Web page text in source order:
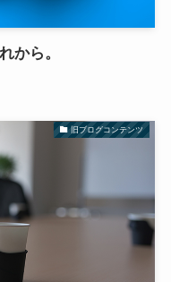
から。
旧ブログコンテンツ